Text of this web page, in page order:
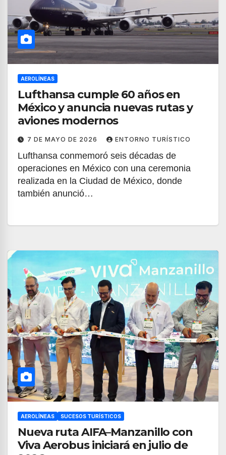
AEROLÍNEAS
Lufthansa cumple 60 años en
México y anuncia nuevas rutas y
aviones modernos
7 DE MAYO DE 2026 ENTORNO TURÍSTICO
Lufthansa conmemoró seis décadas de
operaciones en México con una ceremonia
realizada en la Ciudad de México, donde
también anunció…
AEROLÍNEAS SUCESOS TURÍSTICOS
Nueva ruta AIFA–Manzanillo con
Viva Aerobus iniciará en julio de